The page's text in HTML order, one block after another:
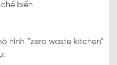
biến
hình “zero waste kitchen”